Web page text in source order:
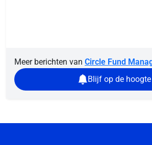
Meer berichten van Circle Fund
Blijf op de hoogte